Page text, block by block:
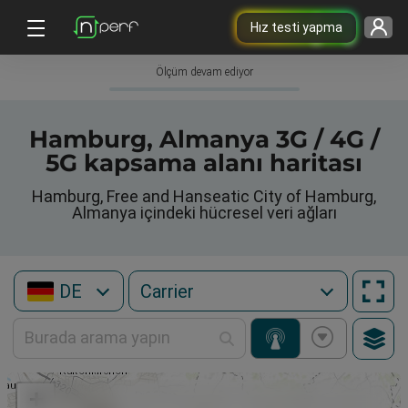
Hız testi yapma
Ölçüm devam ediyor
Hamburg, Almanya 3G / 4G /
5G kapsama alanı haritası
Hamburg, Free and Hanseatic City of Hamburg,
Almanya içindeki hücresel veri ağları
DE